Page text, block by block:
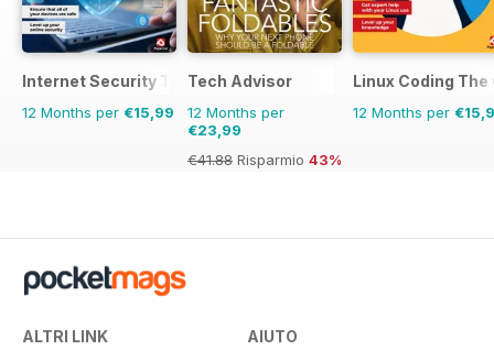
Internet Security The Complete Manual
12 Months per €15,99
Tech Advisor
12 Months per
€23,99
€41.88 Risparmio 43%
Linux Coding
12 Months per
ALTRI LINK AIUTO